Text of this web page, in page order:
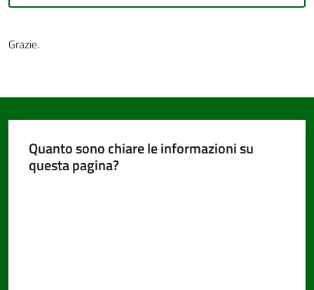
Seguici
Grazie.
Quanto sono chiare le informazioni su
questa pagina?